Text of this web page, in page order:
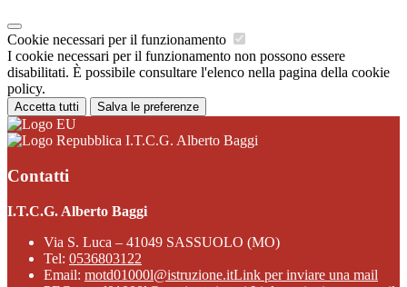
Cookie necessari per il funzionamento
I cookie necessari per il funzionamento non possono essere
disabilitati. È possibile consultare l'elenco nella pagina della cookie
policy.
Accetta tutti Salva le preferenze
I.T.C.G. Alberto Baggi
Contatti
I.T.C.G. Alberto Baggi
Via S. Luca – 41049 SASSUOLO (MO)
Tel: 0536803122
Email: motd01000l@istruzione.itLink per inviare una mail